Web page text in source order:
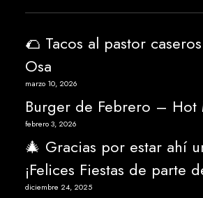
🌮 Tacos al pastor
Osa
marzo 10, 2026
Burger de Febrero – Hot
febrero 3, 2026
🎄 Gracias por estar ahí
¡Felices Fiestas de parte
diciembre 24, 2025